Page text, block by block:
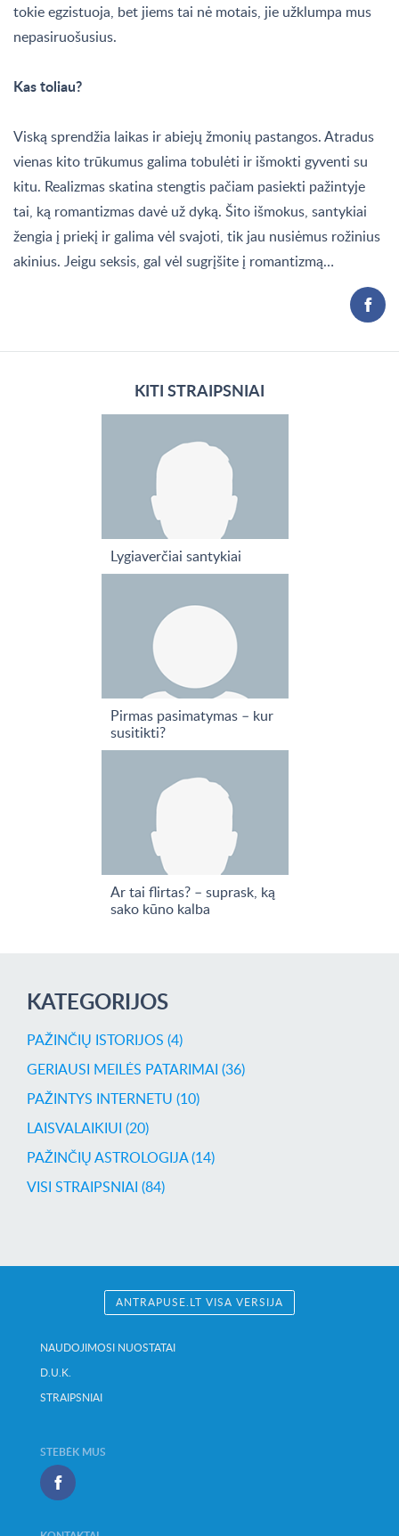
tokie egzistuoja, bet jiems tai nė motais, jie užklumpa mus
nepasiruošusius.
Kas toliau?
Viską sprendžia laikas ir abiejų žmonių pastangos. Atradus
vienas kito trūkumus galima tobulėti ir išmokti gyventi su
kitu. Realizmas skatina stengtis pačiam pasiekti pažintyje
tai, ką romantizmas davė už dyką. Šito išmokus, santykiai
žengia į priekį ir galima vėl svajoti, tik jau nusiėmus rožinius
akinius. Jeigu seksis, gal vėl sugrįšite į romantizmą…
KITI STRAIPSNIAI
Lygiaverčiai santykiai
Pirmas pasimatymas – kur
susitikti?
Ar tai flirtas? – suprask, ką
sako kūno kalba
KATEGORIJOS
PAŽINČIŲ ISTORIJOS (4)
GERIAUSI MEILĖS PATARIMAI (36)
PAŽINTYS INTERNETU (10)
LAISVALAIKIUI (20)
PAŽINČIŲ ASTROLOGIJA (14)
VISI STRAIPSNIAI (84)
ANTRAPUSE.LT VISA VERSIJA
NAUDOJIMOSI NUOSTATAI
D.U.K.
STRAIPSNIAI
STEBĖK MUS